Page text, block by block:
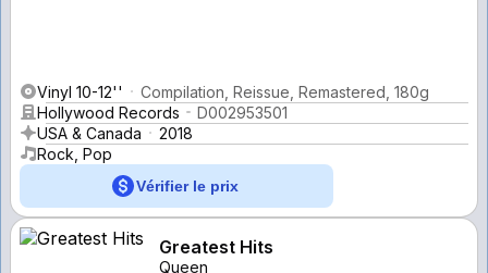
Vinyl 10-12''
Compilation, Reissue, Remastered, 180g
Hollywood Records
D002953501
USA & Canada
2018
Rock, Pop
Vérifier le prix
Greatest Hits
Queen